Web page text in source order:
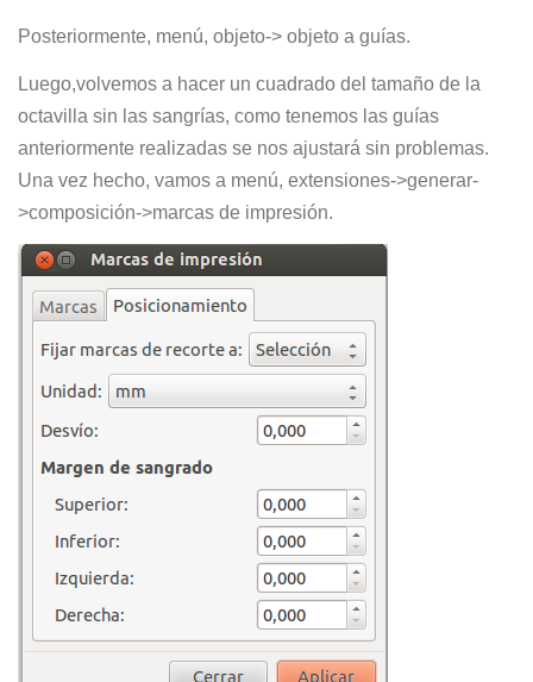
Posteriormente, menú, objeto-> objeto a guías.
Luego,volvemos a hacer un cuadrado del tamaño de la
octavilla sin las sangrías, como tenemos las guías
anteriormente realizadas se nos ajustará sin problemas.
Una vez hecho, vamos a menú, extensiones->generar-
>composición->marcas de impresión.